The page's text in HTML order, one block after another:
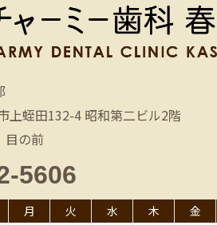
蛭田132-4 昭和第二ビル2階
目の前
5606
月 火 水 木 金